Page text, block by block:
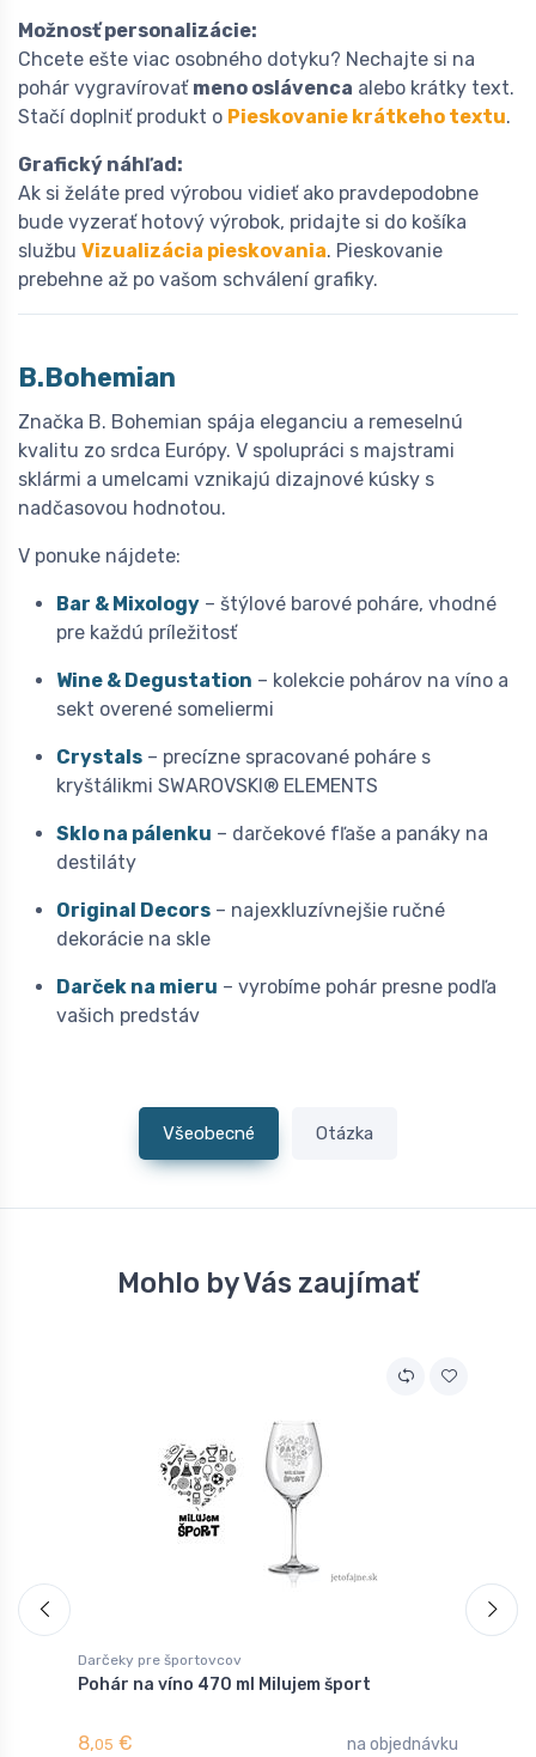
Možnosť personalizácie:
Chcete ešte viac osobného dotyku? Nechajte si na
pohár vygravírovať meno oslávenca alebo krátky text.
Stačí doplniť produkt o Pieskovanie krátkeho textu.
Grafický náhľad:
Ak si želáte pred výrobou vidieť ako pravdepodobne
bude vyzerať hotový výrobok, pridajte si do košíka
službu Vizualizácia pieskovania. Pieskovanie
prebehne až po vašom schválení grafiky.
B.Bohemian
Značka B. Bohemian spája eleganciu a remeselnú
kvalitu zo srdca Európy. V spolupráci s majstrami
sklármi a umelcami vznikajú dizajnové kúsky s
nadčasovou hodnotou.
V ponuke nájdete:
Bar & Mixology – štýlové barové poháre, vhodné
pre každú príležitosť
Wine & Degustation – kolekcie pohárov na víno a
sekt overené someliermi
Crystals – precízne spracované poháre s
kryštálikmi SWAROVSKI® ELEMENTS
Sklo na pálenku – darčekové fľaše a panáky na
destiláty
Original Decors – najexkluzívnejšie ručné
dekorácie na skle
Darček na mieru – vyrobíme pohár presne podľa
vašich predstáv
Všeobecné Otázka
Mohlo by Vás zaujímať
Darčeky pre športovcov
Pohár na víno 470 ml Milujem šport
8,05 € na objednávku